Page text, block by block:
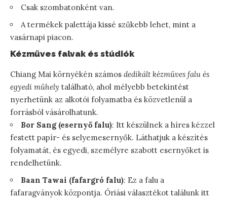
Csak szombatonként van.
A termékek palettája kissé szűkebb lehet, mint a
vasárnapi piacon.
Kézműves falvak és stúdiók
Chiang Mai környékén számos dedikált kézműves falu és
egyedi műhely található, ahol mélyebb betekintést
nyerhetünk az alkotói folyamatba és közvetlenül a
forrásból vásárolhatunk.
Bor Sang (esernyő falu): Itt készülnek a híres kézzel
festett papír- és selyemesernyők. Láthatjuk a készítés
folyamatát, és egyedi, személyre szabott esernyőket is
rendelhetünk.
Baan Tawai (fafargró falu): Ez a falu a
fafaragványok központja. Óriási választékot találunk itt